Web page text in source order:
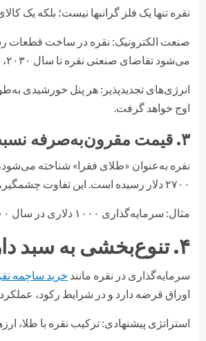
نقره تنها یک فلز گرانبها نیست؛ بلکه یک
صنعت الکترونیک: نقره در ساخت قطعات
می‌شود تقاضای صنعتی نقره تا سال ۲۰۳۰، ۵۰ درصد افزایش یابد.
اوج خواهد گرفت.
۳. قیمت مقرون‌به‌صرفه نسبت به طلا
۲۷۰۰ دلار رسیده است. این تفاوت چشمگیر، امکان سرمایه‌گذاری با بودجه‌های کوچک را فراهم می‌کند 39.
مثال: سرمایه‌گذاری ۱۰۰۰ دلاری در سال ۲۰۰۰، امروز به حدود ۴۸۰۰ دلار تبدیل شده است.
۴. تنوع‌بخشی به سبد دارایی‌ها
سرمایه‌گذاری در نقره مانند خرید ساچمه
اوراق قرضه دارد و در شرایط رکود، عملکرد
استراتژی پیشنهادی: ترکیب نقره با طلا،